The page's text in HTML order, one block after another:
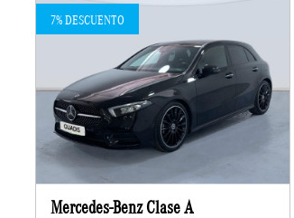
7% DESCUENTO
Mercedes-Benz Clase A